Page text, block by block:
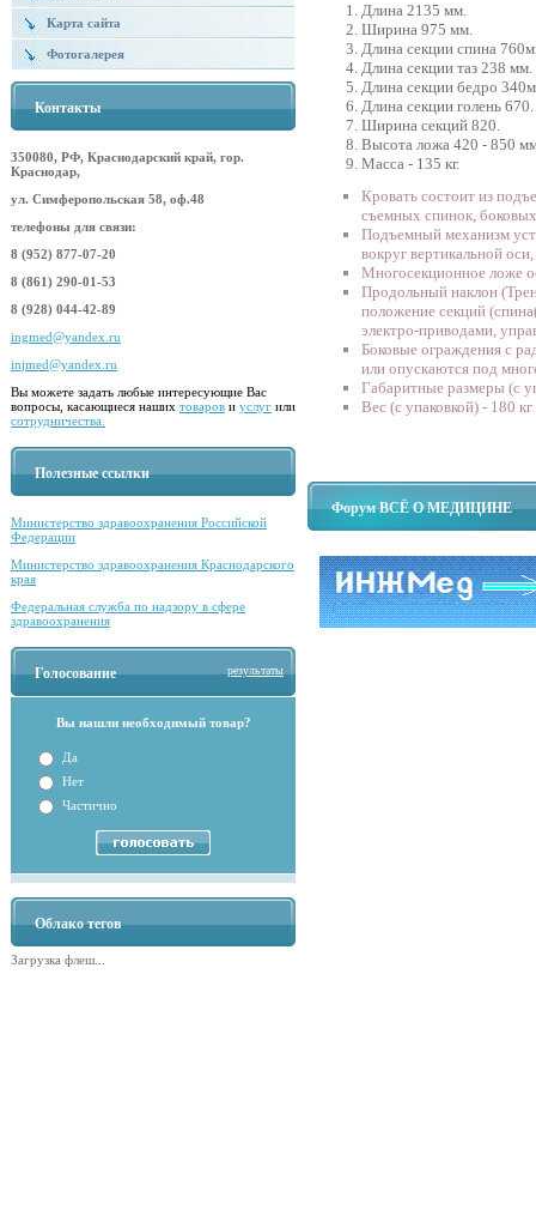
Карта сайта
Фотогалерея
Контакты
350080, РФ, Краснодарский край, гор.
Краснодар,
ул. Симферопольская 58, оф.48
телефоны для связи:
8 (952) 877-07-20
8 (861) 290-01-53
8 (928) 044-42-89
ingmed@yandex.ru
injmed@yandex.ru
Вы можете задать любые интересующие Вас
вопросы, касающиеся наших товаров и услуг или
сотрудничества.
Полезные ссылки
Министерство здравоохранения Российской
Федерации
Министерство здравоохранения Краснодарского
края
Федеральная служба по надзору в сфере
здравоохранения
Голосование результаты
Вы нашли необходимый товар?
Да
Нет
Частично
Облако тегов
Загрузка флеш...
Длина 2135 мм.
Ширина 975 мм.
Длина секции спина
Длина секции таз 238 мм.
Длина секции бедро
Длина секции голень 670.
Ширина секций 820.
Высота ложа 420 - 850
Масса - 135 кг.
Кровать состоит из
съемных спинок,
Подъемный механизм
вокруг вертикальной
Многосекционное ложе
Продольный наклон
положение секций
электро-приводами,
Боковые ограждения с
или опускаются под
Габаритные размеры (с
Вес (с упаковкой) - 180 кг
Форум ВСЁ О МЕДИЦИНЕ